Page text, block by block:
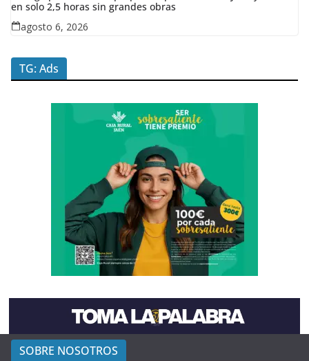
en solo 2,5 horas sin grandes obras
agosto 6, 2026
TG: Ads
SOBRE NOSOTROS